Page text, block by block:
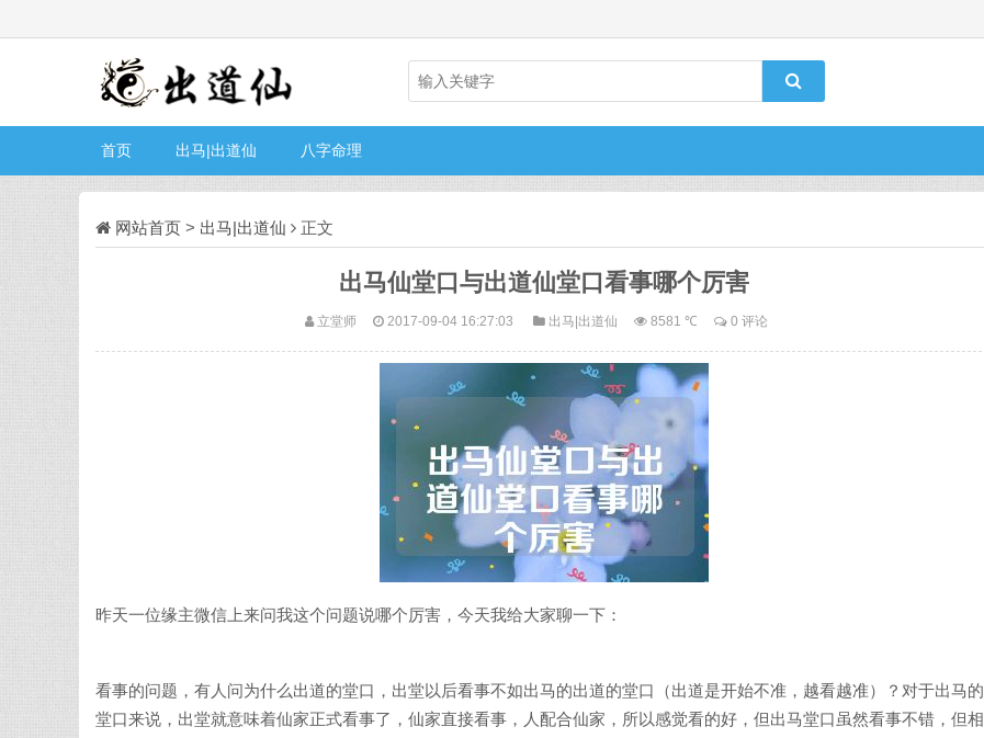
首页 出马|出道仙 八字命理
网站首页 > 出马|出道仙 正文
出马仙堂口与出道仙堂口看事哪个厉害
立堂师 2017-09-04 16:27:03 出马|出道仙 8581 ℃ 0 评论
昨天一位缘主微信上来问我这个问题说哪个厉害，今天我给大家聊一下：
看事的问题，有人问为什么出道的堂口，出堂以后看事不如出马的出道的堂口（出道是开始不准，越看越准）？对于出马的
堂口来说，出堂就意味着仙家正式看事了，仙家直接看事，人配合仙家，所以感觉看的好，但出马堂口虽然看事不错，但相